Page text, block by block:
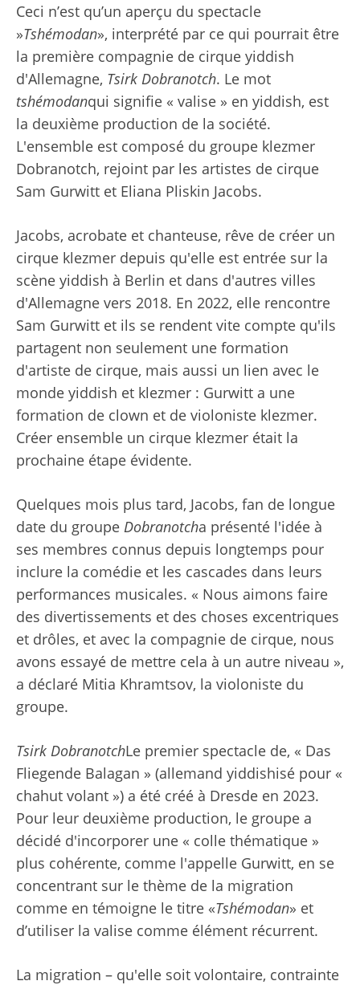
Ceci n’est qu’un aperçu du spectacle
»Tshémodan», interprété par ce qui pourrait être
la première compagnie de cirque yiddish
d'Allemagne, Tsirk Dobranotch. Le mot
tshémodanqui signifie « valise » en yiddish, est
la deuxième production de la société.
L'ensemble est composé du groupe klezmer
Dobranotch, rejoint par les artistes de cirque
Sam Gurwitt et Eliana Pliskin Jacobs.
Jacobs, acrobate et chanteuse, rêve de créer un
cirque klezmer depuis qu'elle est entrée sur la
scène yiddish à Berlin et dans d'autres villes
d'Allemagne vers 2018. En 2022, elle rencontre
Sam Gurwitt et ils se rendent vite compte qu'ils
partagent non seulement une formation
d'artiste de cirque, mais aussi un lien avec le
monde yiddish et klezmer : Gurwitt a une
formation de clown et de violoniste klezmer.
Créer ensemble un cirque klezmer était la
prochaine étape évidente.
Quelques mois plus tard, Jacobs, fan de longue
date du groupe Dobranotcha présenté l'idée à
ses membres connus depuis longtemps pour
inclure la comédie et les cascades dans leurs
performances musicales. « Nous aimons faire
des divertissements et des choses excentriques
et drôles, et avec la compagnie de cirque, nous
avons essayé de mettre cela à un autre niveau »,
a déclaré Mitia Khramtsov, la violoniste du
groupe.
Tsirk DobranotchLe premier spectacle de, « Das
Fliegende Balagan » (allemand yiddishisé pour «
chahut volant ») a été créé à Dresde en 2023.
Pour leur deuxième production, le groupe a
décidé d'incorporer une « colle thématique »
plus cohérente, comme l'appelle Gurwitt, en se
concentrant sur le thème de la migration
comme en témoigne le titre «Tshémodan» et
d’utiliser la valise comme élément récurrent.
La migration – qu'elle soit volontaire, contrainte